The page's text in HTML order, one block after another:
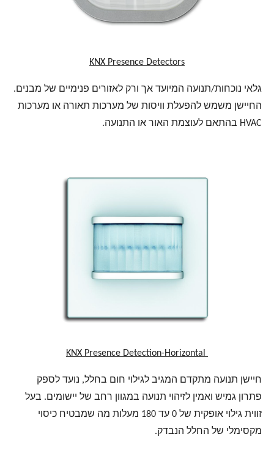
KNX Presence Detectors
גלאי נוכחות/תנועה המיועד אך ורק לאזורים פנימיים של מבנים.
החיישן משמש להפעלת וויסות של מערכות תאורה או מערכות
HVAC בהתאם לעוצמת האור או התנועה.
חיישן תנועה מתקדם המגיב לגילוי חום בחלל, נועד לספק
פתרון גמיש ואמין לזיהוי תנועה במגוון רחב של יישומים. בעל
זווית גילוי אופקית של 0 עד 180 מעלות מה שמבטיח כיסוי
מקסימלי של החלל הנבדק.